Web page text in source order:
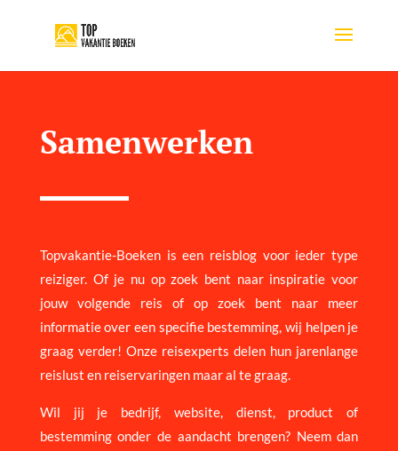
Samenwerken
Topvakantie-Boeken is een reisblog voor ieder type
reiziger. Of je nu op zoek bent naar inspiratie voor
jouw volgende reis of op zoek bent naar meer
informatie over een specifie bestemming, wij helpen je
graag verder! Onze reisexperts delen hun jarenlange
reislust en reiservaringen maar al te graag.
Wil jij je bedrijf, website, dienst, product of
bestemming onder de aandacht brengen? Neem dan